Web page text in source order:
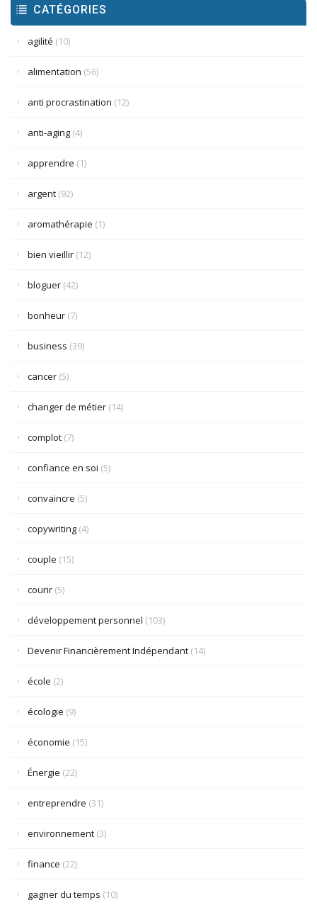
CATÉGORIES
agilité (10)
alimentation (56)
anti procrastination (12)
anti-aging (4)
apprendre (1)
argent (92)
aromathérapie (1)
bien vieillir (12)
bloguer (42)
bonheur (7)
business (39)
cancer (5)
changer de métier (14)
complot (7)
confiance en soi (5)
convaincre (5)
copywriting (4)
couple (15)
courir (5)
développement personnel (103)
Devenir Financièrement Indépendant (14)
école (2)
écologie (9)
économie (15)
Énergie (22)
entreprendre (31)
environnement (3)
finance (22)
gagner du temps (10)